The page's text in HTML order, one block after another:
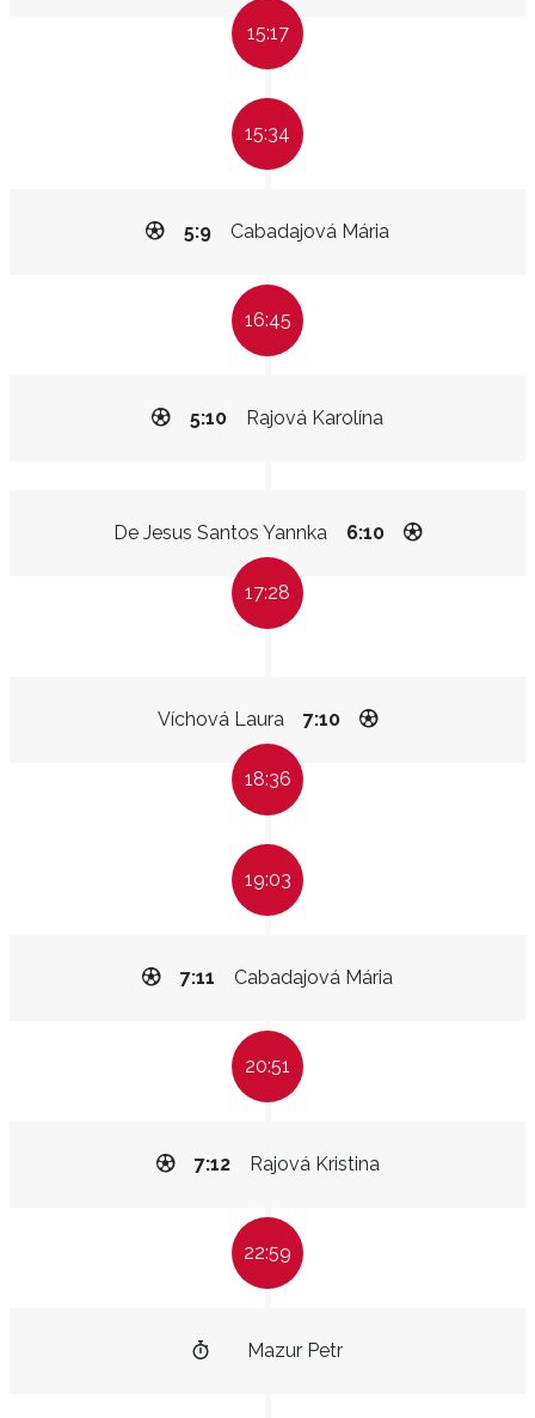
15:17
15:34
Cabadajová Mária
5:9
16:45
Rajová Karolína
5:10
De Jesus Santos Yannka 6:10
17:28
Víchová Laura 7:10
18:36
19:03
Cabadajová Mária
7:11
20:51
Rajová Kristina
7:12
22:59
Mazur Petr